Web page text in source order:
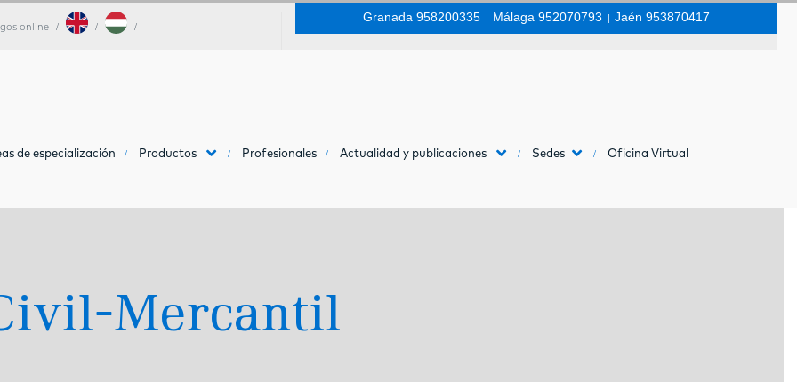
online
Granada 958200335 | Málaga 952070793 | Jaén 953870417
de especialización Productos Profesionales Actualidad y publicaciones Sedes Oficina Virtual
Mercantil